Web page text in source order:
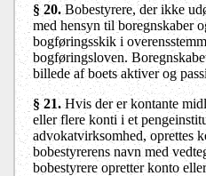
§ 20.Bobestyrere, der ikke
med hensyn til boregnskaber
bogføringsskik i
bogføringsloven.
billede af boets aktiver og
§ 21.Hvis der er kontante
eller flere konti i et
advokatvirksomhed, oprettes
bobestyrerens navn med
bobestyrere opretter konto